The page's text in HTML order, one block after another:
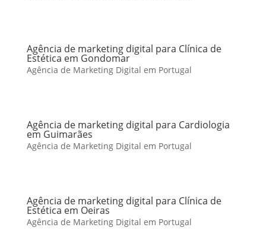
Agência de marketing digital para Clínica de
Estética em Gondomar
Agência de Marketing Digital em Portugal
Agência de marketing digital para Cardiologia
em Guimarães
Agência de Marketing Digital em Portugal
Agência de marketing digital para Clínica de
Estética em Oeiras
Agência de Marketing Digital em Portugal